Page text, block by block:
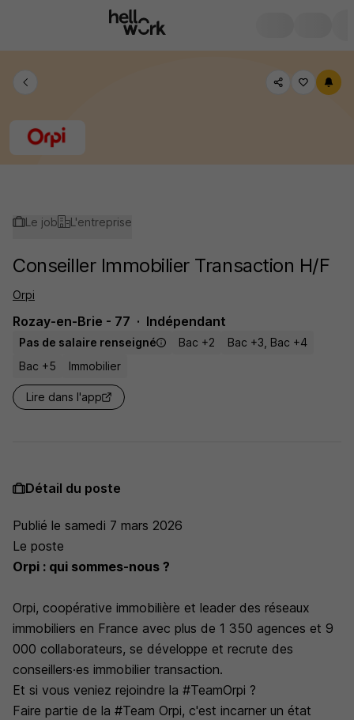
Le job L'entreprise
Conseiller Immobilier Transaction H/F
Orpi
Rozay-en-Brie - 77 Indépendant
Pas de salaire renseigné Bac +2
Bac +3, Bac +4
Bac +5
Immobilier
Lire dans l'app
Détail du poste
Publié le samedi 7 mars 2026
Le poste
Orpi : qui sommes-nous ?
Orpi, coopérative immobilière et leader des réseaux
immobiliers en France avec plus de 1 350 agences et 9
000 collaborateurs, se développe et recrute des
conseillers·es immobilier transaction.
Et si vous veniez rejoindre la #TeamOrpi ?
Faire partie de la #Team Orpi, c'est incarner un état